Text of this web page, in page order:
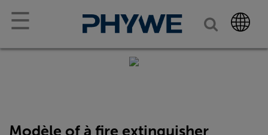
☰
Modèle of à fire extinguisher